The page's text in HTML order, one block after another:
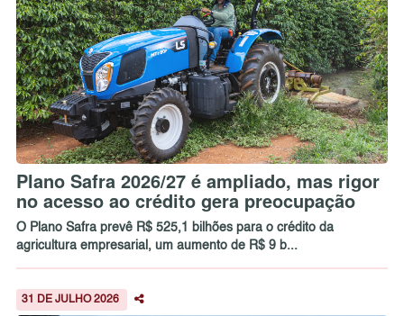
Plano Safra 2026/27 é ampliado, mas rigor
no acesso ao crédito gera preocupação
O Plano Safra prevê R$ 525,1 bilhões para o crédito da
agricultura empresarial, um aumento de R$ 9 b...
31 DE JULHO 2026